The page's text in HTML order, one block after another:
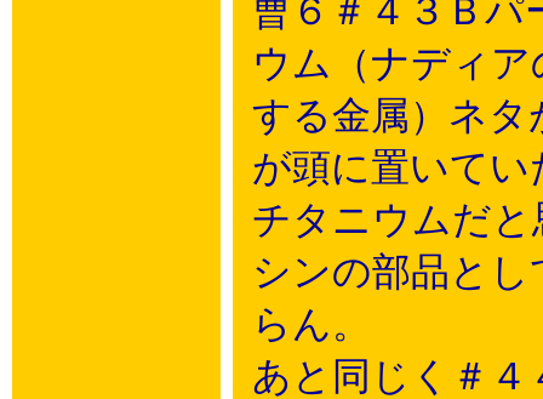
曹６＃４３Ｂ
ウム（ナディ
する金属）ネタ
が頭に置いて
チタニウムだ
シンの部品と
らん。
あと同じく＃４